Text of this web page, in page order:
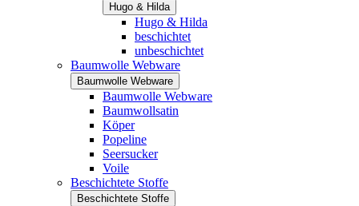
Hugo & Hilda
Hugo & Hilda
beschichtet
unbeschichtet
Baumwolle Webware
Baumwolle Webware
Baumwolle Webware
Baumwollsatin
Köper
Popeline
Seersucker
Voile
Beschichtete Stoffe
Beschichtete Stoffe